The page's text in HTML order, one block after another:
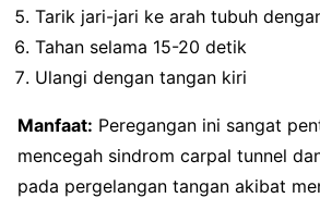
Tarik jari-jari ke arah tubuh
Tahan selama 15-20 detik
Ulangi dengan tangan kiri
Manfaat: Peregangan ini sangat
mencegah sindrom carpal tunnel
pada pergelangan tangan akibat